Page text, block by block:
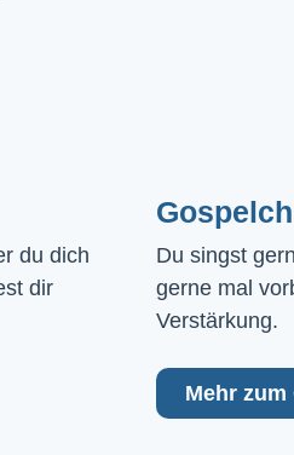
du dich
dir
Du singst
gerne mal
Verstärkung.
Mehr